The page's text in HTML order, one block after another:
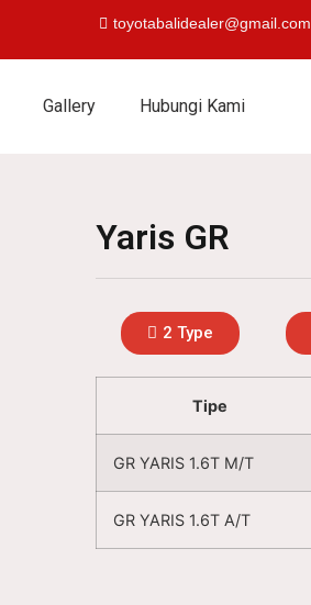
toyotabalidealer@gmail.com
Gallery Hubungi Kami
Yaris GR
2 Type
Tipe
GR YARIS 1.6T M/T
GR YARIS 1.6T A/T